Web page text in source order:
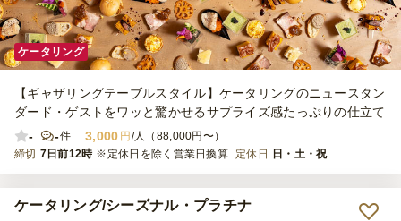
ケータリング
【ギャザリングテーブルスタイル】ケータリングのニュースタン
ダード・ゲストをワッと驚かせるサプライズ感たっぷりの仕立て
-
-件 3,000 円 /人（88,000円〜）
締切 7日前12時 ※定休日を除く営業日換算 定休日 日・土・祝
ケータリング/シーズナル・プラチナ